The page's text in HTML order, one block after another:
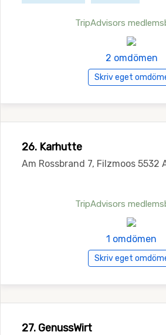
TripAdvisors
2 omdömen
Skriv eget
26. Karhutte
Am Rossbrand 7, Filzmoos 5532
TripAdvisors
1 omdömen
Skriv eget
27. GenussWirt